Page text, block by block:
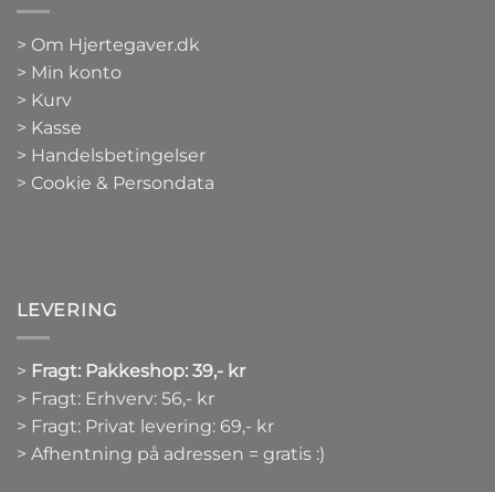
> Om Hjertegaver.dk
> Min konto
> Kurv
> Kasse
> Handelsbetingelser
> Cookie & Persondata
LEVERING
> Fragt: Pakkeshop: 39,- kr
> Fragt: Erhverv: 56,- kr
> Fragt: Privat levering: 69,- kr
> Afhentning på adressen = gratis :)